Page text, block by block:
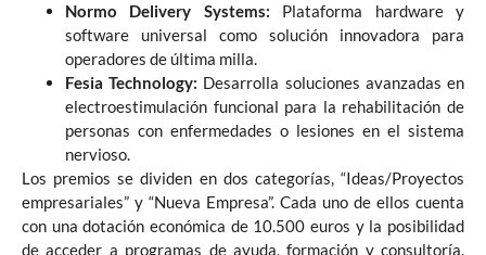
Normo Delivery Systems: Plataforma hardware y
software universal como solución innovadora para
operadores de última milla.
Fesia Technology: Desarrolla soluciones avanzadas en
electroestimulación funcional para la rehabilitación de
personas con enfermedades o lesiones en el sistema
nervioso.
Los premios se dividen en dos categorías, “Ideas/Proyectos
empresariales” y “Nueva Empresa”. Cada uno de ellos cuenta
con una dotación económica de 10.500 euros y la posibilidad
de acceder a programas de ayuda, formación y consultoría.